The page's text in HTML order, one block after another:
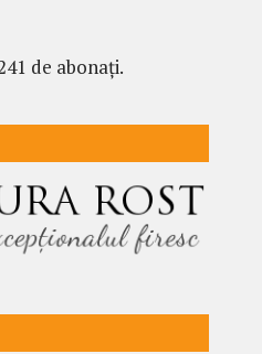
de abonați.